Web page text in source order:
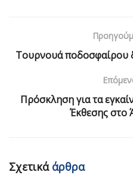
Τουρνουά ποδοσφαίρου
Πρόσκληση για τα
Έκθεσης στο
Σχετικάάρθρα